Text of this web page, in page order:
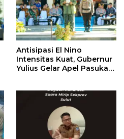
Antisipasi El Nino
Intensitas Kuat, Gubernur
Yulius Gelar Apel Pasukan